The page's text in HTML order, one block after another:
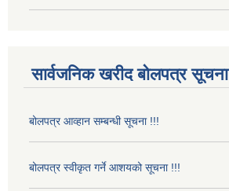
सार्वजनिक खरीद बोलपत्र सूचना
बोलपत्र आव्हान सम्बन्धी सूचना !!!
बोलपत्र स्वीकृत गर्ने आशयको सूचना !!!